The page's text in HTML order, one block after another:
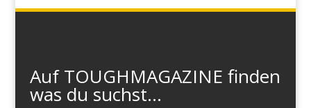
Auf TOUGHMAGAZINE finden
was du suchst...